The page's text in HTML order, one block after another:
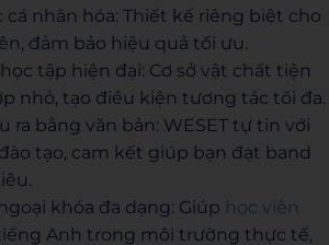
cá nhân hóa: Thiết kế riêng biệt cho
đảm bảo hiệu quả tối ưu.
tập hiện đại: Cơ sở vật chất tiện
nhỏ, tạo điều kiện tương tác tối đa.
ra bằng văn bản: WESET tự tin với
tạo, cam kết giúp bạn đạt band
khóa đa dạng: Giúp học viên
Anh trong môi trường thực tế,